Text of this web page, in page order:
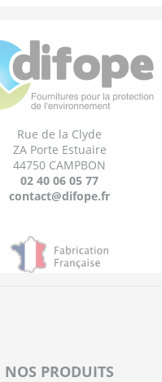
Rue de la Clyde
ZA Porte Estuaire
44750 CAMPBON
02 40 06 05 77
contact@difope.fr
NOS PRODUITS